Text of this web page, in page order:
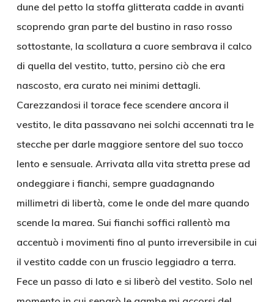
dune del petto la stoffa glitterata cadde in avanti
scoprendo gran parte del bustino in raso rosso
sottostante, la scollatura a cuore sembrava il calco
di quella del vestito, tutto, persino ciò che era
nascosto, era curato nei minimi dettagli.
Carezzandosi il torace fece scendere ancora il
vestito, le dita passavano nei solchi accennati tra le
stecche per darle maggiore sentore del suo tocco
lento e sensuale. Arrivata alla vita stretta prese ad
ondeggiare i fianchi, sempre guadagnando
millimetri di libertà, come le onde del mare quando
scende la marea. Sui fianchi soffici rallentò ma
accentuò i movimenti fino al punto irreversibile in cui
il vestito cadde con un fruscio leggiadro a terra.
Fece un passo di lato e si liberò del vestito. Solo nel